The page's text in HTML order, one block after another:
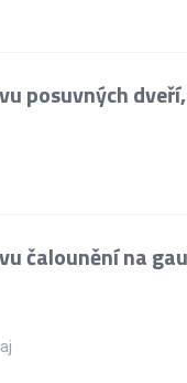
posuvných
čalounění na